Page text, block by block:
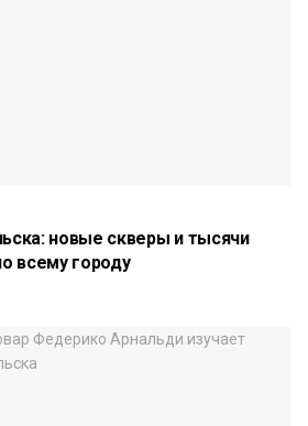
новые скверы и тысячи
всему городу